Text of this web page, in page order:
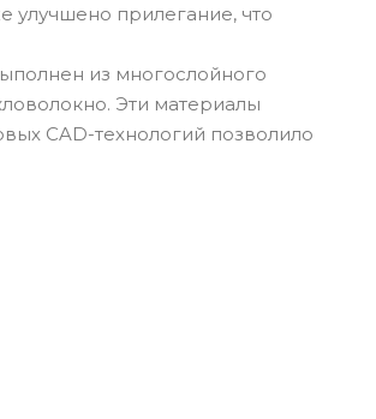
улучшено прилегание, что
из многослойного
Эти материалы
CAD-технологий позволило